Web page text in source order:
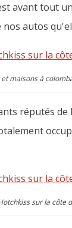
avant tout
autos
maisons à
réputés
sur la côte